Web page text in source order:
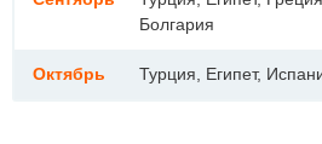
Болгария
Октябрь Турция, Египет,